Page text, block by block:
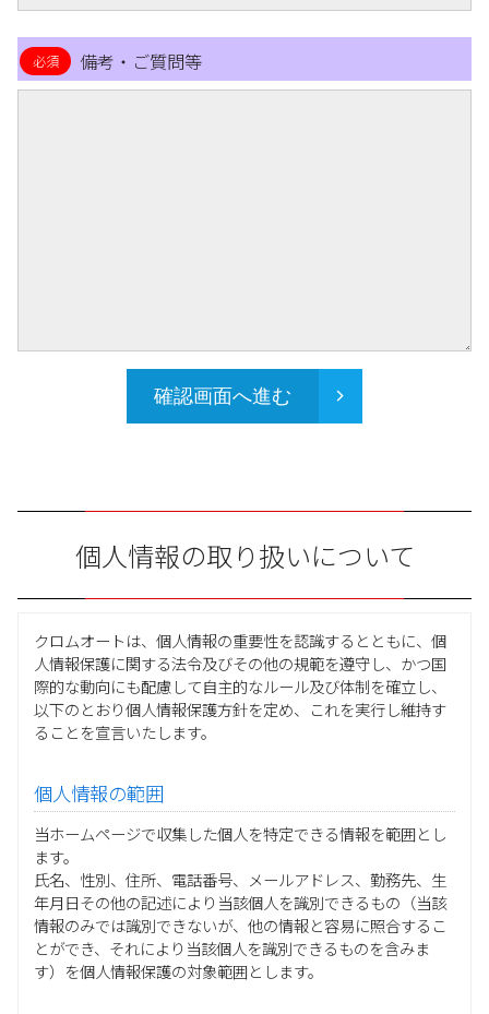
備考・ご質問等
確認画面へ進む
個人情報の取り扱いについて
クロムオートは、個人情報の重要性を認識するとともに、個
人情報保護に関する法令及びその他の規範を遵守し、かつ国
際的な動向にも配慮して自主的なルール及び体制を確立し、
以下のとおり個人情報保護方針を定め、これを実行し維持す
ることを宣言いたします。
個人情報の範囲
当ホームページで収集した個人を特定できる情報を範囲とし
ます。
氏名、性別、住所、電話番号、メールアドレス、勤務先、生
年月日その他の記述により当該個人を識別できるもの（当該
情報のみでは識別できないが、他の情報と容易に照合するこ
とができ、それにより当該個人を識別できるものを含みま
す）を個人情報保護の対象範囲とします。